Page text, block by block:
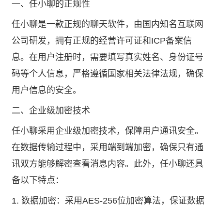
一、任小聊的正规性
任小聊是一款正规的聊天软件，由国内知名互联网
公司研发，拥有正规的经营许可证和ICP备案信
息。在用户注册时，需要填写真实姓名、身份证号
码等个人信息，严格遵循国家相关法律法规，确保
用户信息的安全。
二、企业级加密技术
任小聊采用企业级加密技术，保障用户通讯安全。
在数据传输过程中，采用端到端加密，确保只有通
讯双方能够解密查看消息内容。此外，任小聊还具
备以下特点：
1. 数据加密：采用AES-256位加密算法，保证数据